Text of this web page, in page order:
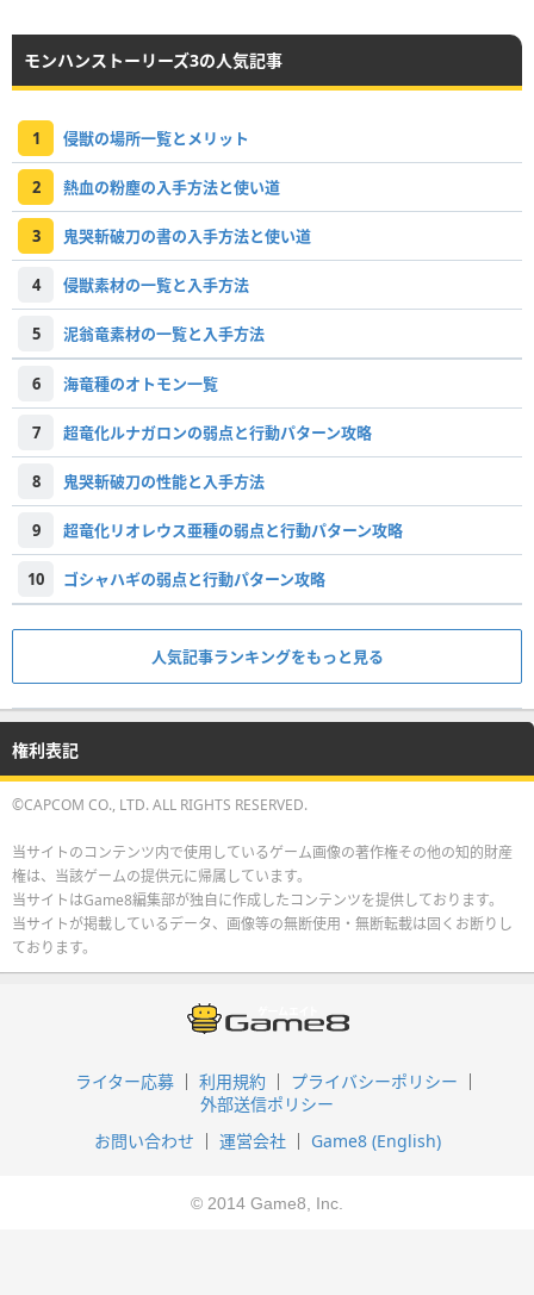
モンハンストーリーズ3の人気記事
1 侵獣の場所一覧とメリット
2 熱血の粉塵の入手方法と使い道
3 鬼哭斬破刀の書の入手方法と使い道
4 侵獣素材の一覧と入手方法
5 泥翁竜素材の一覧と入手方法
6 海竜種のオトモン一覧
7 超竜化ルナガロンの弱点と行動パターン攻略
8 鬼哭斬破刀の性能と入手方法
9 超竜化リオレウス亜種の弱点と行動パターン攻略
10 ゴシャハギの弱点と行動パターン攻略
人気記事ランキングをもっと見る
権利表記
©CAPCOM CO., LTD. ALL RIGHTS RESERVED.
当サイトのコンテンツ内で使用しているゲーム画像の著作権その他の知的財産
権は、当該ゲームの提供元に帰属しています。
当サイトはGame8編集部が独自に作成したコンテンツを提供しております。
当サイトが掲載しているデータ、画像等の無断使用・無断転載は固くお断りし
ております。
ライター応募 利用規約
プライバシーポリシー
外部送信ポリシー
お問い合わせ
運営会社 Game8 (English)
© 2014 Game8, Inc.